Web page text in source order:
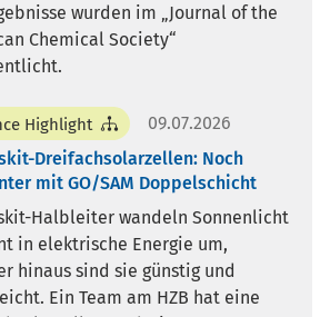
wurden im „Journal of the
Chemical Society“
Highlight
09.07.2026
Dreifachsolarzellen: Noch
mit GO/SAM Doppelschicht
Halbleiter wandeln Sonnenlicht
in elektrische Energie um,
hinaus sind sie günstig und
Ein Team am HZB hat eine